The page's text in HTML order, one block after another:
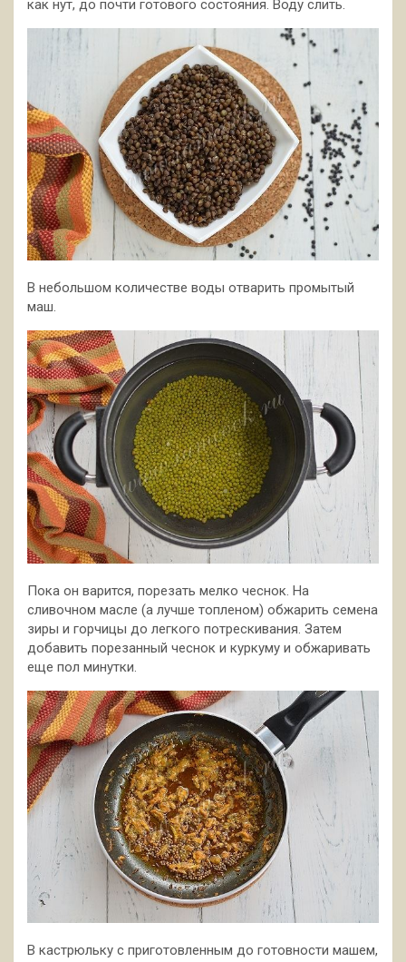
как нут, до почти готового состояния. Воду слить.
В небольшом количестве воды отварить промытый
маш.
Пока он варится, порезать мелко чеснок. На
сливочном масле (а лучше топленом) обжарить семена
зиры и горчицы до легкого потрескивания. Затем
добавить порезанный чеснок и куркуму и обжаривать
еще пол минутки.
В кастрюльку с приготовленным до готовности машем,